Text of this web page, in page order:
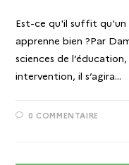
Est-ce qu'il suffit qu'un
apprenne bien ?Par
sciences de
intervention, il s’agira…
0 COMMENTAIRE